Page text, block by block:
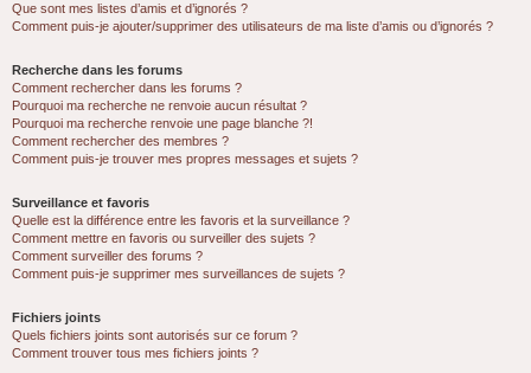
Que sont mes listes d’amis et d’ignorés ?
Comment puis-je ajouter/supprimer des utilisateurs de ma liste d’amis ou d’ignorés ?
Recherche dans les forums
Comment rechercher dans les forums ?
Pourquoi ma recherche ne renvoie aucun résultat ?
Pourquoi ma recherche renvoie une page blanche ?!
Comment rechercher des membres ?
Comment puis-je trouver mes propres messages et sujets ?
Surveillance et favoris
Quelle est la différence entre les favoris et la surveillance ?
Comment mettre en favoris ou surveiller des sujets ?
Comment surveiller des forums ?
Comment puis-je supprimer mes surveillances de sujets ?
Fichiers joints
Quels fichiers joints sont autorisés sur ce forum ?
Comment trouver tous mes fichiers joints ?